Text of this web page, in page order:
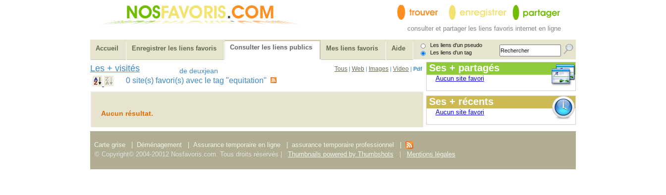
consulter et partager les liens favoris internet en ligne
Accueil Enregistrer les liens favoris Consulter les liens publics Mes liens favoris Aide
Les liens d'un pseudo
Les liens d'un tag
Les + visités de deuxjean Tous | Web | Images | Video | Pdf
0 site(s) favori(s) avec le tag "equitation"
Aucun résultat.
Ses + partagés
Aucun site favori
Ses + récents
Aucun site favori
Carte grise Déménagement Assurance temporaire en ligne assurance temporaire professionnel
© Copyright© 2004-20012 Nosfavoris.com. Tous droits réservés |
Thumbnails powered by Thumbshots Mentions légales